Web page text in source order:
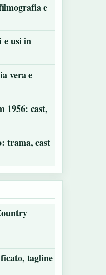
e
e usi in
vera e
1956: cast,
trama, cast
tagline